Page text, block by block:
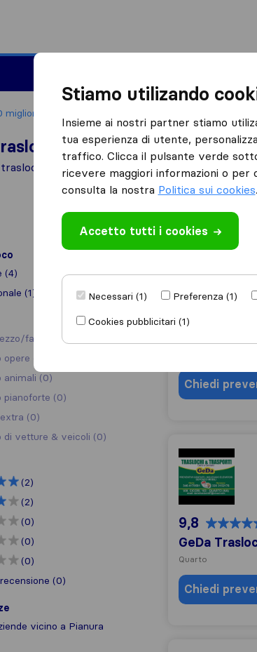
migliori aziende di traslochi in Italia
a Pianura
trovate a Pianura
(4)
(1)
facchino
d’arte
animali (0)
pianoforte (0)
(0)
di vetture & veicoli (0)
(2)
(2)
(0)
(0)
(0)
(0)
vicino a Pianura
9,8
Chiedi
GeDa
9,8
GeDa
Quarto
Chiedi
Stiamo utilizando
Insieme ai nostri partner stiamo
tua esperienza di utente,
traffico. Clicca il pulsante verde
ricevere maggiori informazioni o per
consulta la nostra Politica sui cookies.
Accetto tutti i cookies
Necessari (1) Preferenza (1)
Cookies pubblicitari (1)